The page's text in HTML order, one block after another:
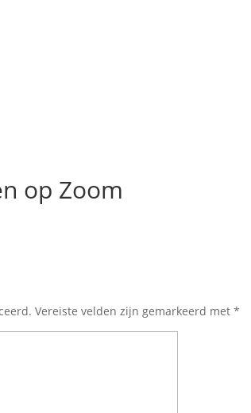
op Zoom
Vereiste velden zijn gemarkeerd met*